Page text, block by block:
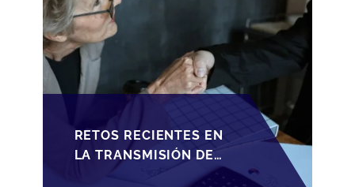
RETOS RECIENTES EN
LA TRANSMISIÓN DE
PYMES ESPAÑOLAS: